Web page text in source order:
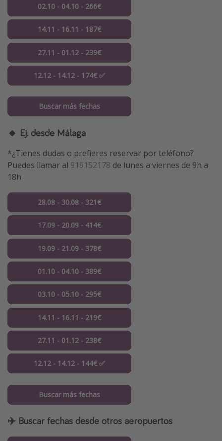
02.10 - 04.10 - 266€
14.11 - 16.11 - 187€
27.11 - 01.12 - 239€
12.12 - 14.12 - 174€ ✅
Buscar más fechas
🔸 Ej. desde Málaga
*¿Tienes dudas o prefieres reservar por teléfono?
Puedes llamar al 919152178 de lunes a viernes de 9h a
18h
28.08 - 30.08 - 321€
17.09 - 20.09 - 414€
19.09 - 21.09 - 378€
01.10 - 04.10 - 389€
03.10 - 05.10 - 295€
14.11 - 16.11 - 219€
27.11 - 01.12 - 238€
12.12 - 14.12 - 144€ ✅
Buscar más fechas
✈️ Buscar fechas desde otros aeropuertos